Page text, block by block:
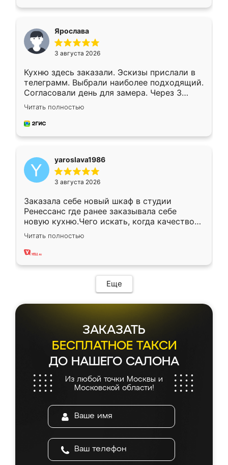
Ярослава
3 августа 2026
Кухню здесь заказали. Эскизы прислали в
телеграмм. Выбрали наиболее подходящий.
Согласовали день для замера. Через 3
недели кухня была уже готова. Остались
довольны работой. Спасибо Ренессанс
мебель за качественную работу!
Читать полностью
yaroslava1986
3 августа 2026
Заказала себе новый шкаф в студии
Ренессанс где ранее заказывала себе
новую кухню.Чего искать, когда качеством
вполне довольна. Служит кухня уже почти
два года, нареканий нет.
Читать полностью
Еще
ЗАКАЗАТЬ
БЕСПЛАТНОЕ ТАКСИ
ДО НАШЕГО САЛОНА
Из любой точки Москвы и
Московской области!